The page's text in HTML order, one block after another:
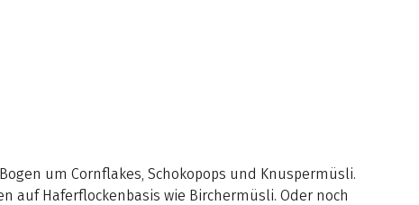
um Cornflakes, Schokopops und Knuspermüsli.
auf Haferflockenbasis wie Birchermüsli. Oder noch